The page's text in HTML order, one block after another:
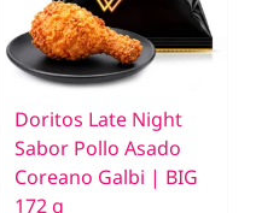
Doritos Late Night
Sabor Pollo Asado
Coreano Galbi | BIG
172 g